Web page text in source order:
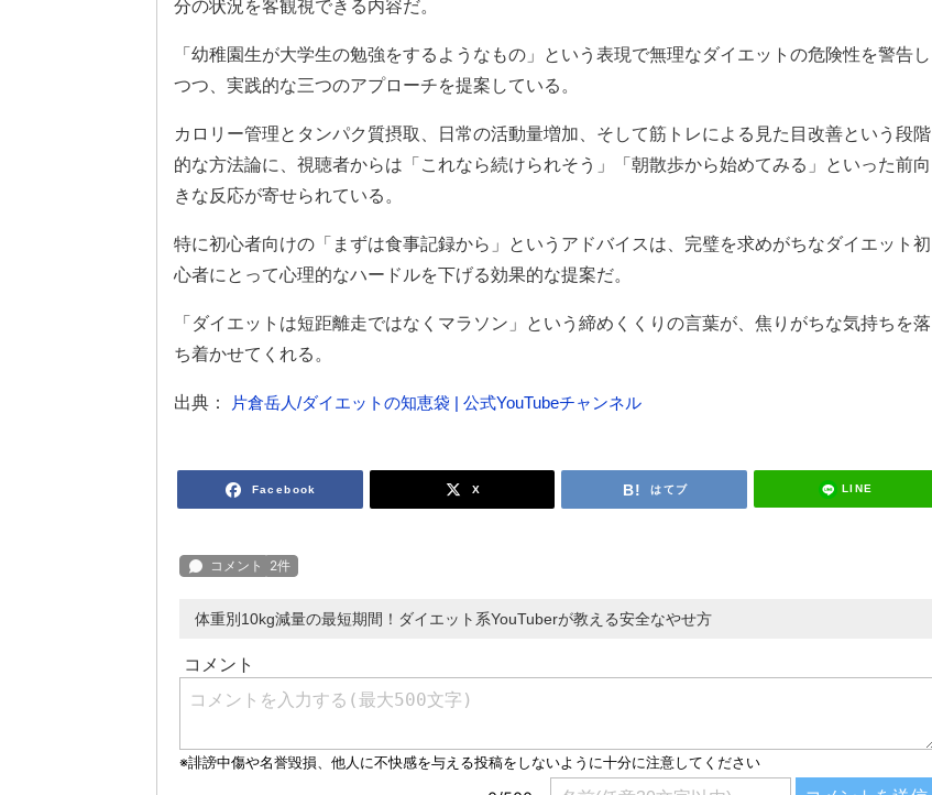
分の状況を客観視できる内容だ。
「幼稚園生が大学生の勉強をするようなもの」という表現で無理なダイエットの危険性を警告し
つつ、実践的な三つのアプローチを提案している。
カロリー管理とタンパク質摂取、日常の活動量増加、そして筋トレによる見た目改善という段階
的な方法論に、視聴者からは「これなら続けられそう」「朝散歩から始めてみる」といった前向
きな反応が寄せられている。
特に初心者向けの「まずは食事記録から」というアドバイスは、完璧を求めがちなダイエット初
心者にとって心理的なハードルを下げる効果的な提案だ。
「ダイエットは短距離走ではなくマラソン」という締めくくりの言葉が、焦りがちな気持ちを落
ち着かせてくれる。
出典： 片倉岳人/ダイエットの知恵袋 | 公式YouTubeチャンネル
Facebook X はてブ LINE
体重別10kg減量の最短期間！ダイエット系YouTuberが教える安全なやせ方